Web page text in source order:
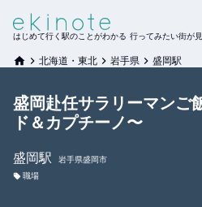
はじめて行く駅のことがわかる 行ってみたい街が
北海道・東北 岩手県 盛岡駅
盛岡赴任サラリーマンご
ド＆カプチーノ〜
盛岡駅
岩手県盛岡市
職場